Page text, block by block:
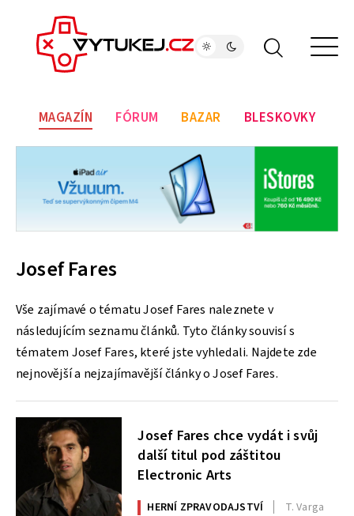
MAGAZÍN FÓRUM BAZAR BLESKOVKY
Josef Fares
Vše zajímavé o tématu Josef Fares naleznete v
následujícím seznamu článků. Tyto články souvisí s
tématem Josef Fares, které jste vyhledali. Najdete zde
nejnovější a nejzajímavější články o Josef Fares.
Josef Fares chce vydát i svůj
další titul pod záštitou
Electronic Arts
HERNÍ ZPRAVODAJSTVÍ T. Varga